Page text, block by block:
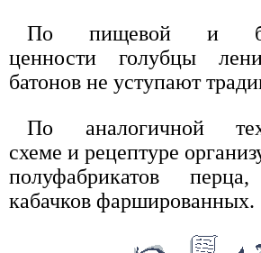
По пищевой и
ценности голубцы
батонов не уступают
По аналогичной
схеме и рецептуре
полуфабрикатов
кабачков фаршированных.